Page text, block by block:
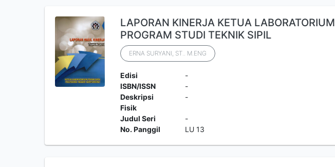
LAPORAN KINERJA KETUA LABORATORIUM
PROGRAM STUDI TEKNIK SIPIL
ERNA SURYANI, ST.. M.ENG
Edisi
-
ISBN/ISSN
-
Deskripsi
Fisik
-
Judul Seri
-
No. Panggil
LU 13